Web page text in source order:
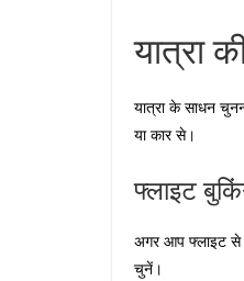
यात्रा
यात्रा के साधन
या कार से।
फ्लाइट
अगर आप फ्लाइट से
चुनें।